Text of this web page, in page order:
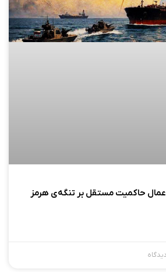
حاکمیت مستقل بر تنگه‌ی هرمز